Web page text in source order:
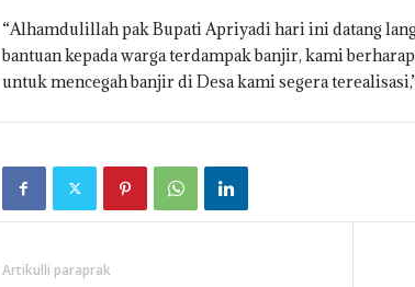
“Alhamdulillah pak Bupati Apriyadi hari ini datang
bantuan kepada warga terdampak banjir, kami
untuk mencegah banjir di Desa kami segera
Artikulli paraprak